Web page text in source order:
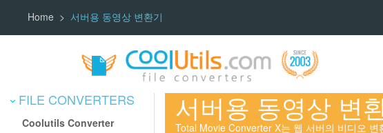
Home 서버용 동영상 변환기
FILE CONVERTERS
Coolutils Converter
서버용 동영상 변
Total Movie Converter X는 웹 서버의 비디오 변